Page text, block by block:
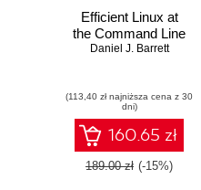
Efficient Linux at
the Command Line
Daniel J. Barrett
(113,40 zł najniższa cena z 30
dni)
160.65 zł
189.00 zł (-15%)